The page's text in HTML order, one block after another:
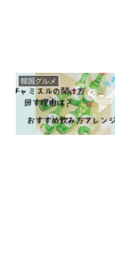
韓国グルメ